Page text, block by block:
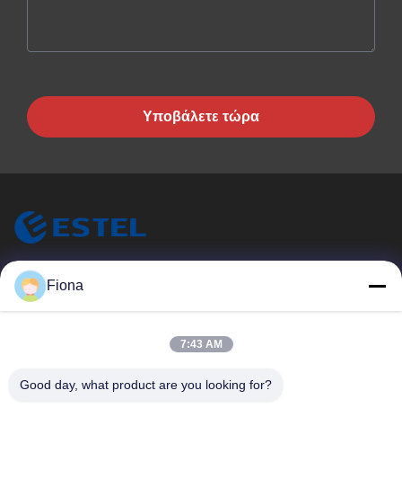
Υποβάλετε τώρα
ESTEL (GUANGDONG) TECHNOLOGY CO., LTD.
Η ESTEL ((GUANGDONG) TECHNOLOGY CO., LTD.
Προϊόντα
Βίντεο
Fiona
7:43 AM
Good day, what product are you looking for?